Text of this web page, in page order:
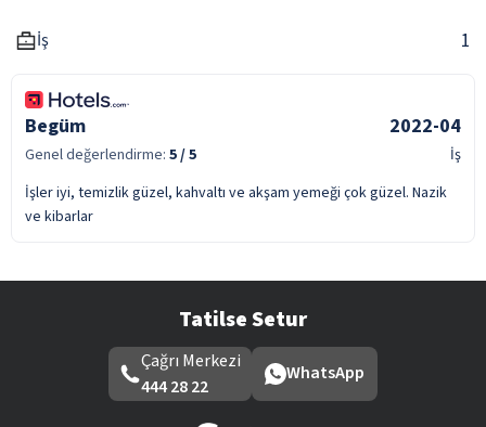
İş 1
Begüm 2022-04
Genel değerlendirme: 5/ 5
İş
İşler iyi, temizlik güzel, kahvaltı ve akşam yemeği çok güzel. Nazik
ve kibarlar
Tatilse Setur
Çağrı Merkezi
444 28 22
WhatsApp